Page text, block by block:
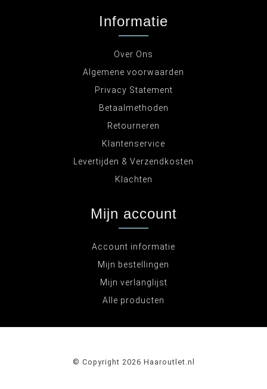
Informatie
Over Ons
Algemene voorwaarden
Privacy Statement
Betaalmethoden
Retourneren
Klantenservice
Levertijden & Verzendkosten
Klachten
Mijn account
Account informatie
Mijn bestellingen
Mijn verlanglijst
Alle producten
© Copyright 2026 Haaroutlet.nl